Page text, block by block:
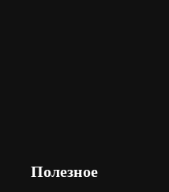
Полезное